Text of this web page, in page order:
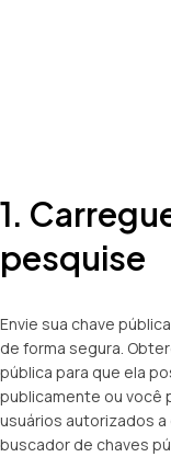
1.
pesquise
Envie sua chave
de forma segura.
pública para que ela
publicamente ou você
usuários autorizados a
buscador de chaves